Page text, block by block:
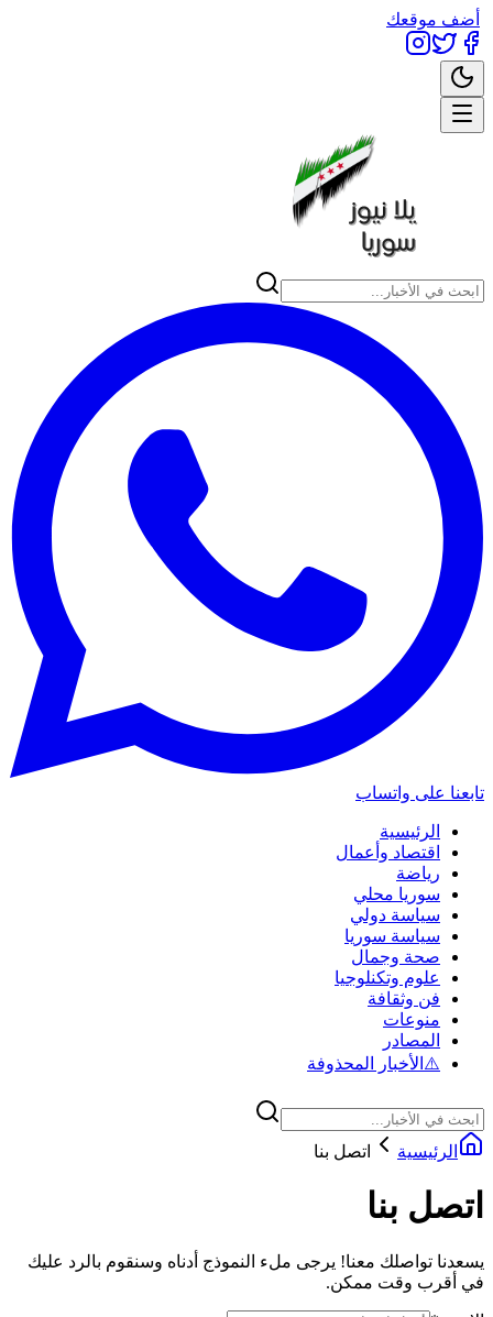
أضف موقعك
تابعنا على واتساب
الرئيسية
اقتصاد وأعمال
رياضة
سوريا محلي
سياسة دولي
سياسة سوريا
صحة وجمال
علوم وتكنلوجيا
فن وثقافة
منوعات
المصادر
⚠️ الأخبار المحذوفة
الرئيسية اتصل بنا
اتصل بنا
يسعدنا تواصلك معنا! يرجى ملء النموذج أدناه وسنقوم بالرد عليك
في أقرب وقت ممكن.